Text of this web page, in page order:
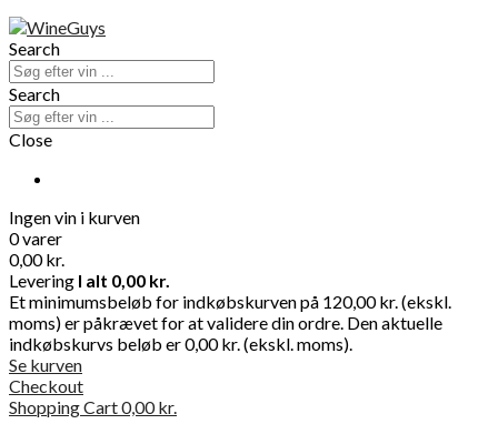
Search
Search
Close
Ingen vin i kurven
0 varer
0,00 kr.
Levering I alt 0,00 kr.
Et minimumsbeløb for indkøbskurven på 120,00 kr. (ekskl.
moms) er påkrævet for at validere din ordre. Den aktuelle
indkøbskurvs beløb er 0,00 kr. (ekskl. moms).
Se kurven
Checkout
Shopping Cart0,00 kr.